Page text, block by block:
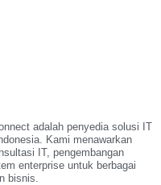
adalah penyedia solusi IT
Kami menawarkan
IT, pengembangan
enterprise untuk berbagai
bisnis.